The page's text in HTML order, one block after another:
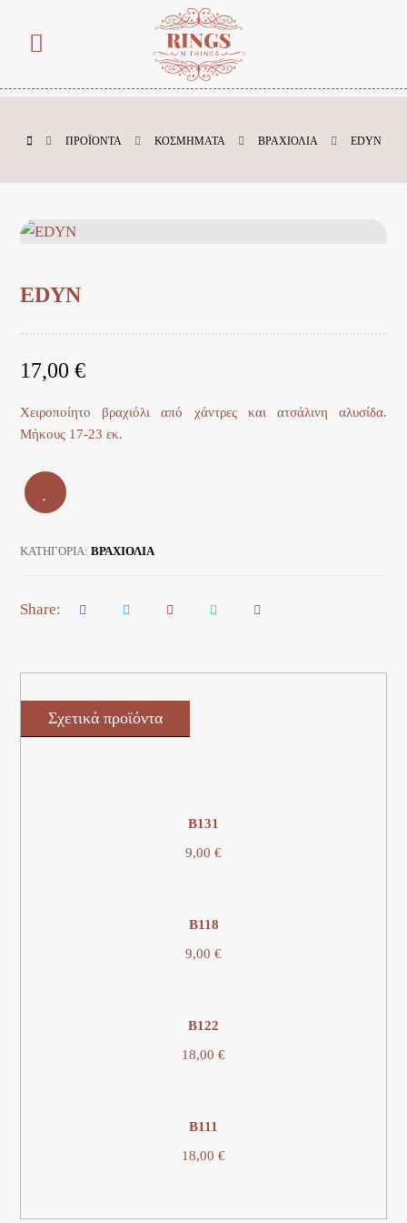
ΠΡΟΪΌΝΤΑ ΚΟΣΜΗΜΑΤΑ ΒΡΑΧΙΟΛΙΑ EDYN
EDYN
17,00€
Χειροποίητο βραχιόλι από χάντρες και ατσάλινη αλυσίδα.
Μήκους 17-23 εκ.
ΚΑΤΗΓΟΡΊΑ:ΒΡΑΧΙΟΛΙΑ
Σχετικά προϊόντα
B131
9,00 €
Β118
9,00 €
Β122
18,00 €
Β111
18,00 €